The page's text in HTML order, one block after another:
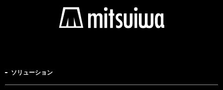
ソリューション